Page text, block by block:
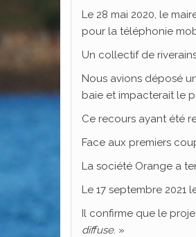
Le 28 mai 2020, le
pour la téléphonie
Un collectif de
Nous avions déposé
baie et impacterait le
Ce recours ayant été
Face aux premiers
La société Orange a
Le 17 septembre 2021
Il confirme que le
diffuse. »